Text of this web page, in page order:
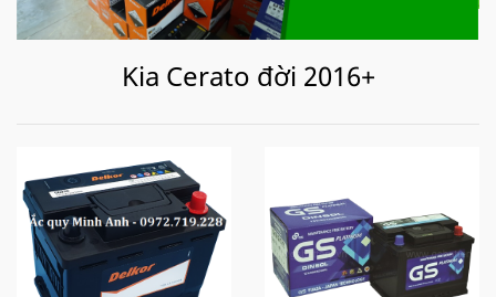
Kia Cerato đời 2016+